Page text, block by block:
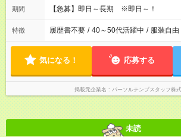
期間 【急募】即日～長期 ※即日～！
特徴 履歴書不要 / 40～50代活躍中 / 服装自由
気になる！ 応募する
掲載元企業名 パーソルテンプスタッフ株
未読